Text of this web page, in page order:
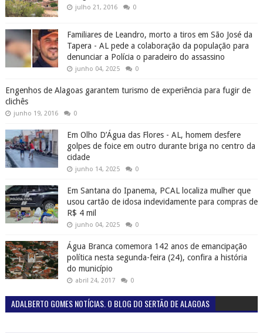
julho 21, 2016 0
Familiares de Leandro, morto a tiros em São José da
Tapera - AL pede a colaboração da população para
denunciar a Polícia o paradeiro do assassino
junho 04, 2025 0
Engenhos de Alagoas garantem turismo de experiência para fugir de
clichês
junho 19, 2016 0
Em Olho D’Água das Flores - AL, homem desfere
golpes de foice em outro durante briga no centro da
cidade
junho 14, 2025 0
Em Santana do Ipanema, PCAL localiza mulher que
usou cartão de idosa indevidamente para compras de
R$ 4 mil
junho 04, 2025 0
Água Branca comemora 142 anos de emancipação
política nesta segunda-feira (24), confira a história
do município
abril 24, 2017 0
ADALBERTO GOMES NOTÍCIAS. O BLOG DO SERTÃO DE ALAGOAS